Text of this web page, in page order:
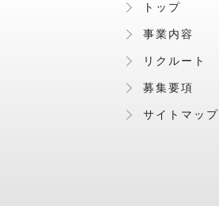
トップ
事業内容
リクルート
募集要項
サイトマップ